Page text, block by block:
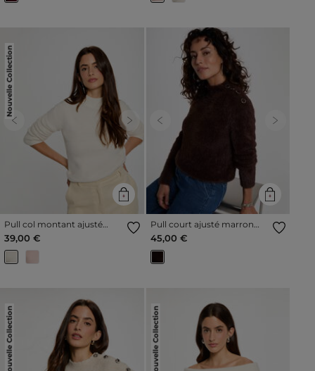
Nouvelle Collection
Previous Next
Pull col montant ajusté
ivoire femme
39,00 €
Previous Next
Pull court ajusté marron
foncé femme
45,00 €
Nouvelle Collection Nouvelle Collection